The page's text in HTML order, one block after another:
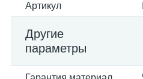
Артикул
Другие
параметры